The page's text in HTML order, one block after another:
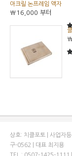
아크릴 논프레임 액자
5
₩16,000 부터
상호: 치클포토 | 사업자
구-0562 | 대표 최지용
TEL : 0507-1425-